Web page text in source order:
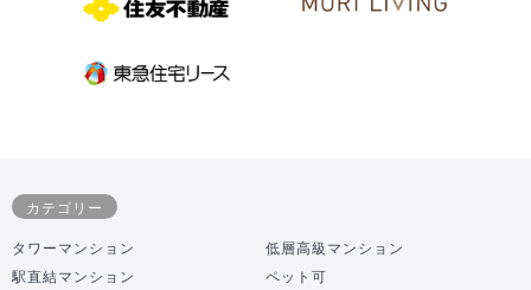
カテゴリー
タワーマンション
低層高級マンション
駅直結マンション
ペット可